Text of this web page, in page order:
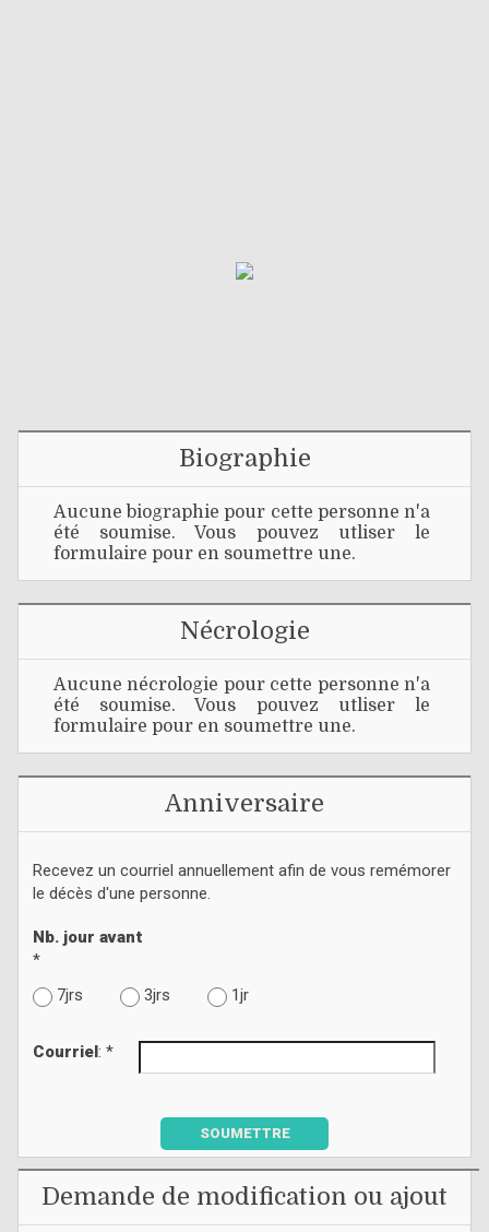
Biographie
Aucune biographie pour cette personne n'a
été soumise. Vous pouvez utliser le
formulaire pour en soumettre une.
Nécrologie
Aucune nécrologie pour cette personne n'a
été soumise. Vous pouvez utliser le
formulaire pour en soumettre une.
Anniversaire
Recevez un courriel annuellement afin de vous remémorer
le décès d'une personne.
Nb. jour avant
*
7jrs
3jrs 1jr
Courriel: *
SOUMETTRE
Demande de modification ou ajout